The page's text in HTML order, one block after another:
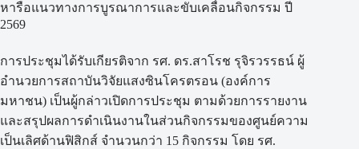
หารือแนวทางการบูรณาการและขับเคลื่อนกิจกรรม ปี
2569
การประชุมได้รับเกียรติจาก รศ. ดร.สาโรช รุจิรวรรธน์ ผู้
อำนวยการสถาบันวิจัยแสงซินโครตรอน (องค์การ
มหาชน) เป็นผู้กล่าวเปิดการประชุม ตามด้วยการรายงาน
และสรุปผลการดำเนินงานในส่วนกิจกรรมของศูนย์ความ
เป็นเลิศด้านฟิสิกส์ จำนวนกว่า 15 กิจกรรม โดย รศ.